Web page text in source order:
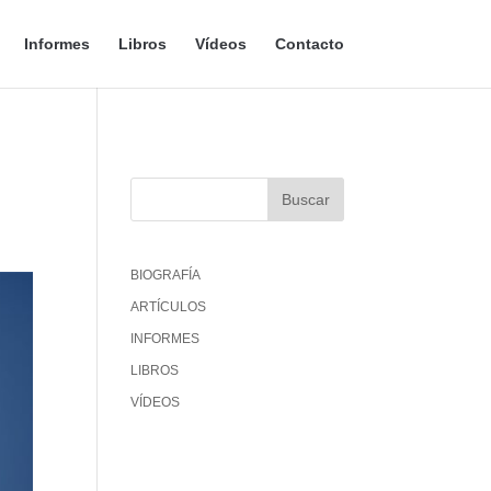
Informes Libros Vídeos Contacto
BIOGRAFÍA
ARTÍCULOS
INFORMES
LIBROS
VÍDEOS